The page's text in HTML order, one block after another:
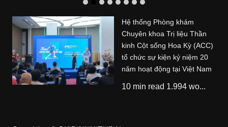
Hệ thống Phòng khám
Chuyên khoa Trị liệu Thần
kinh Cột sống Hoa Kỳ (ACC)
tổ chức sự kiện kỷ niệm 20
năm hoạt động tại Việt Nam
10 min read 1.994 wo...